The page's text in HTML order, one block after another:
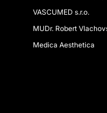
VASCUMED s.r.o.
MUDr. Robert
Medica Aesthetica